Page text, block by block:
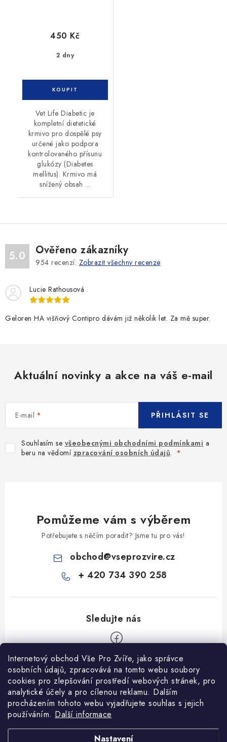
Internetový obchod Vše Pro Zvíře, jako správce
osobních údajů, zpracovává na tomto webu soubory
cookies pro zlepšování prostředí webových stránek, pro
analytické účely a pro cílenou reklamu. Dalším
procházením tohoto webu vyjadřujete souhlas s jejich
používáním. Další informace
Nastavení
2 dny
450 Kč
Vet Life Diabetic je
kompletní dietetické
krmivo pro dospělé psy
určené jako podpora
kontrolovaného přísunu
glukózy (Diabetes
mellitus). Krmivo má
snížený obsah ...
5.0 Ověřeno zákazníky
954 recenzí. Zobrazit všechny recenze
Lucie Rathousová
Geloren HA višňový Contipro dávám již několik let. Za mě super.
Aktuální novinky a akce na váš e-mail
E-mail
Souhlasím se všeobecnými obchodními podmínkami a
beru na vědomí zpracování osobních údajů.
PŘIHLÁSIT SE
Pomůžeme vám s výběrem
Potřebujete s něčím poradit? Jsme tu pro vás!
obchod@vseprozvire.cz
+ 420 734 390 258
Informace pro Vás
Ceník dopravy
Kontakty
Heuréka recenze